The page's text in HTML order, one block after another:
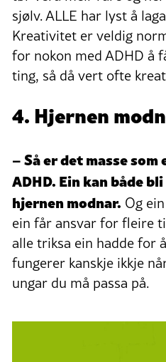
sjølv. ALLE har lyst å
Kreativitet er veldig
for nokon med ADHD å
ting, så då vert ofte
4. Hjernen
– Så er det masse som
ADHD. Ein kan både
hjernen modnar. Og
ein får ansvar for fleire
alle triksa ein hadde for
fungerer kanskje ikkje
ungar du må passa på.